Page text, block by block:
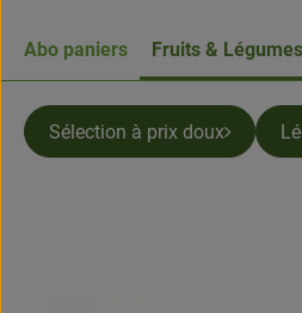
Abo paniers Fruits & Légumes
Sélection à prix doux